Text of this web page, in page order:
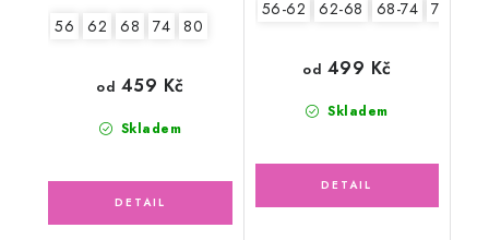
56 62 68 74 80
Skladem
od 459 Kč
56-62 62-68 68-74 74-80
Skladem
od 499 Kč